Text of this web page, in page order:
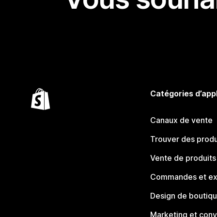
Catégories
Canaux de vente
Trouver des
Vente de produits
Commandes et
Design de
Marketing et